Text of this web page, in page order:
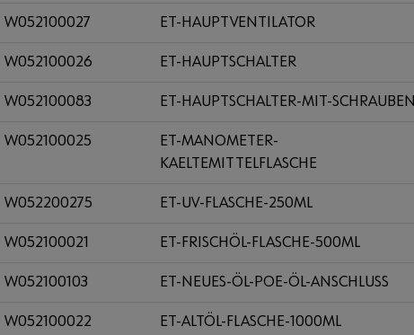
W052100027 ET-HAUPTVENTILATOR
W052100026 ET-HAUPTSCHALTER
W052100083 ET-HAUPTSCHALTER-MIT-SCHRAUBEN
W052100025
ET-MANOMETER-
KAELTEMITTELFLASCHE
W052200275 ET-UV-FLASCHE-250ML
W052100021 ET-FRISCHÖL-FLASCHE-500ML
W052100103 ET-NEUES-ÖL-POE-ÖL-ANSCHLUSS
W052100022 ET-ALTÖL-FLASCHE-1000ML